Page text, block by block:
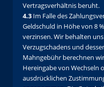
Vertragsverhältnis beruht.
4.3 Im Falle des
Geldschuld in Höhe von 8
verzinsen. Wir behalten
Verzugschadens und
Mahngebühr berechnen
Hereingabe von Wechseln
ausdrücklichen